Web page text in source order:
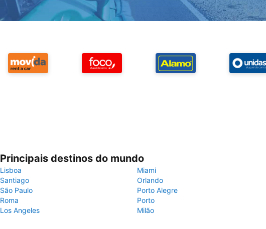
Principais destinos do mundo
Lisboa
Miami
Santiago
Orlando
São Paulo
Porto Alegre
Roma
Porto
Los Angeles
Milão